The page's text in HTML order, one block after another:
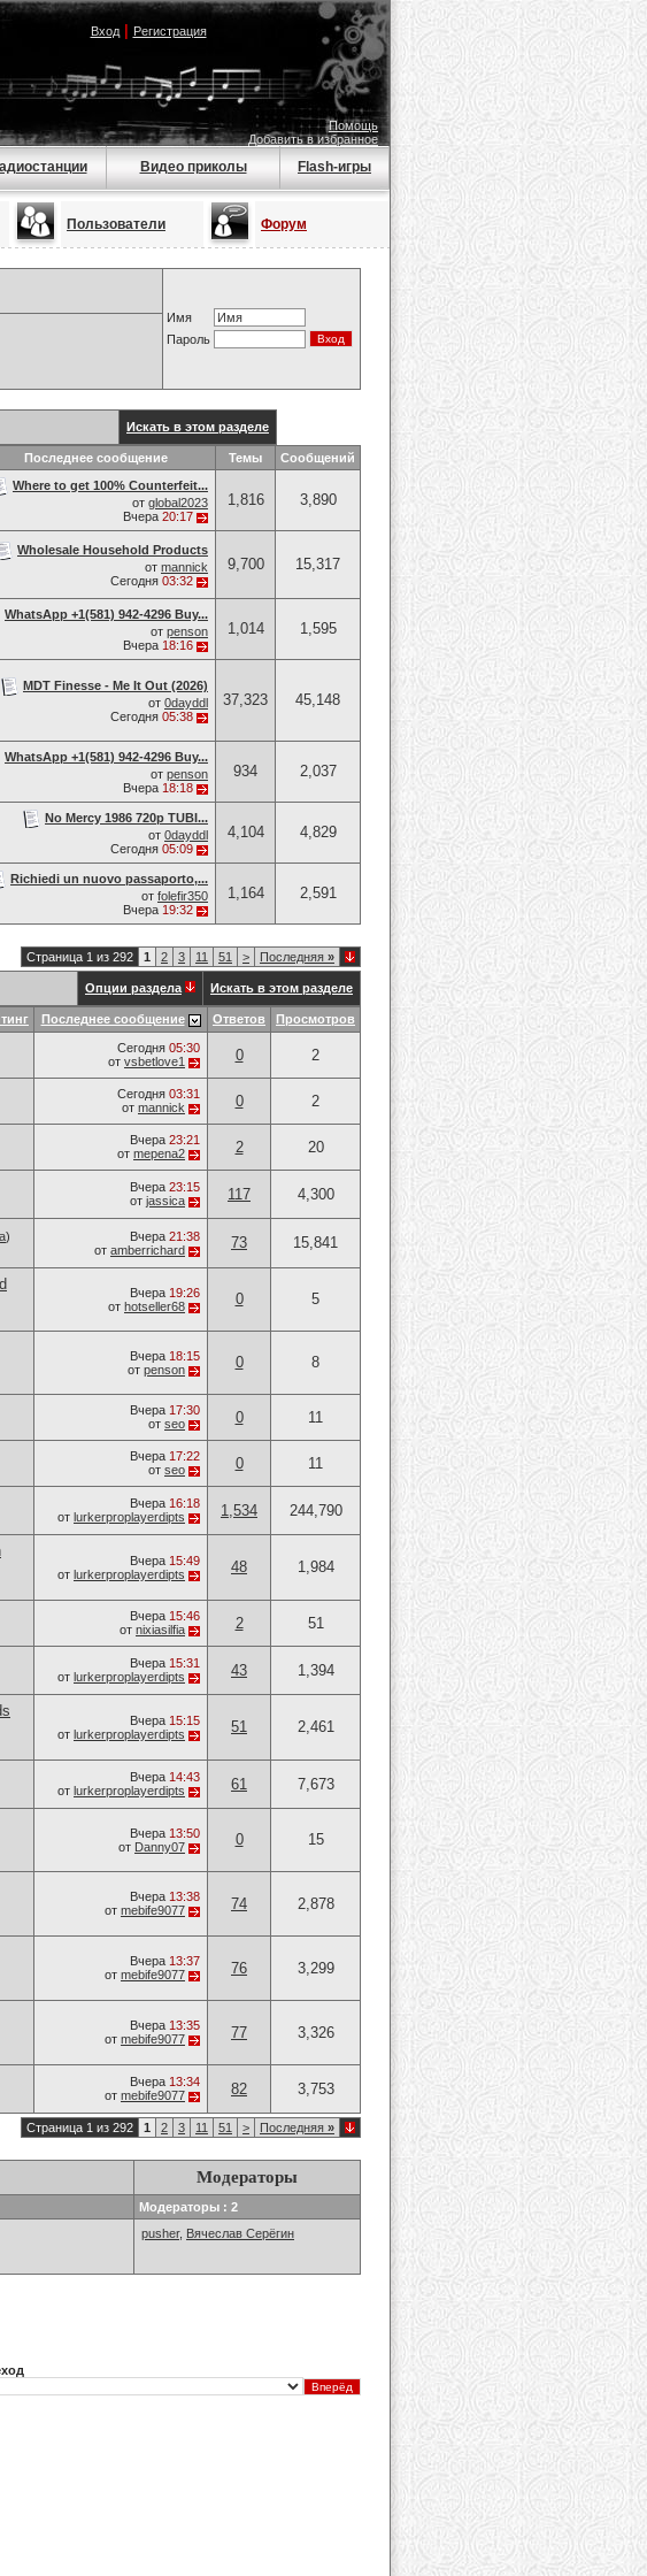
Вход| Регистрация
Помощь
Добавить в избранное
Видео приколы Flash-игры
Пользователи Форум
Имя
Пароль
Искать в этом разделе
Последнее сообщение Темы Сообщений
Where to get 100% Counterfeit...
от global2023
Вчера 20:17
1,816 3,890
Wholesale Household Products
от mannick
Сегодня 03:32
9,700 15,317
WhatsApp +1(581) 942-4296 Buy...
от penson
Вчера 18:16
1,014 1,595
MDT Finesse - Me It Out (2026)
от 0dayddl
Сегодня 05:38
37,323 45,148
WhatsApp +1(581) 942-4296 Buy...
от penson
Вчера 18:18
934 2,037
No Mercy 1986 720p TUBI...
от 0dayddl
Сегодня 05:09
4,104 4,829
Richiedi un nuovo passaporto,...
от folefir350
Вчера 19:32
1,164 2,591
Страница 1 из 292 1 2 3 11 51 > Последняя »
Опции раздела Искать в этом разделе
Последнее сообщение Ответов Просмотров
Сегодня 05:30
от vsbetlove1 0 2
Сегодня 03:31
от mannick 0 2
Вчера 23:21
от mepena2 2 20
Вчера 23:15
от jassica 117 4,300
)
Вчера 21:38
от amberrichard 73 15,841
Вчера 19:26
от hotseller68 0 5
Вчера 18:15
от penson 0 8
Вчера 17:30
от seo 0 11
Вчера 17:22
от seo 0 11
Вчера 16:18
от lurkerproplayerdipts 1,534 244,790
Вчера 15:49
от lurkerproplayerdipts 48 1,984
Вчера 15:46
от nixiasilfia 2 51
Вчера 15:31
от lurkerproplayerdipts 43 1,394
Вчера 15:15
от lurkerproplayerdipts 51 2,461
Вчера 14:43
от lurkerproplayerdipts 61 7,673
Вчера 13:50
от Danny07 0 15
Вчера 13:38
от mebife9077 74 2,878
Вчера 13:37
от mebife9077 76 3,299
Вчера 13:35
от mebife9077 77 3,326
Вчера 13:34
от mebife9077 82 3,753
Страница 1 из 292 1 2 3 11 51 > Последняя »
Модераторы
Модераторы : 2
pusher, Вячеслав Серёгин